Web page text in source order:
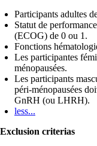
Participants adultes
Statut de
(ECOG) de 0 ou 1.
Fonctions
Les participantes
ménopausées.
Les participants
péri-ménopausées
GnRH (ou LHRH).
less...
Exclusion criterias